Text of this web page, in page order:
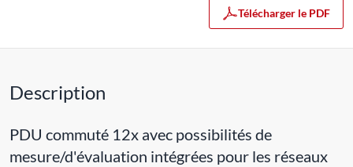
Télécharger le PDF
Description
PDU commuté 12x avec possibilités de
mesure/d'évaluation intégrées pour les réseaux